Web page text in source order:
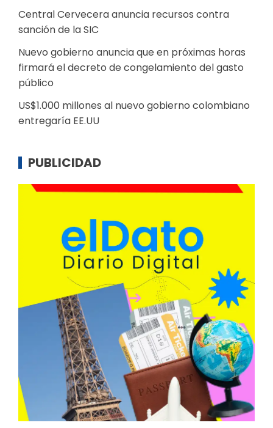
Central Cervecera anuncia recursos contra
sanción de la SIC
Nuevo gobierno anuncia que en próximas horas
firmará el decreto de congelamiento del gasto
público
US$1.000 millones al nuevo gobierno colombiano
entregaría EE.UU
PUBLICIDAD